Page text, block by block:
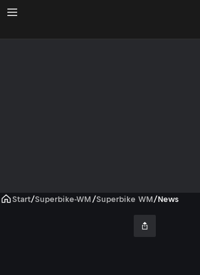
Start/Superbike-WM /Superbike WM/News